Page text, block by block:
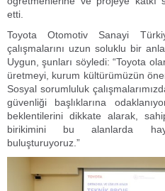
etti.
Toyota Otomotiv Sanayi
çalışmalarını uzun soluklu bir
Uygun, şunları söyledi: “Toyota
üretmeyi, kurum kültürümüzün
Sosyal sorumluluk
güvenliği başlıklarına
beklentilerini dikkate alarak,
birikimini bu alanlarda
buluşturuyoruz.”